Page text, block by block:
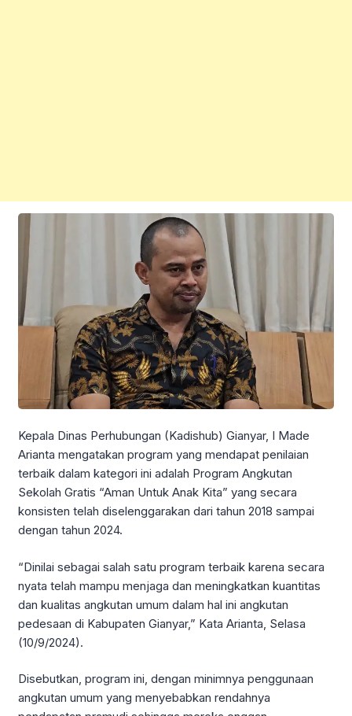
Kepala Dinas Perhubungan (Kadishub) Gianyar, I Made
Arianta mengatakan program yang mendapat penilaian
terbaik dalam kategori ini adalah Program Angkutan
Sekolah Gratis “Aman Untuk Anak Kita” yang secara
konsisten telah diselenggarakan dari tahun 2018 sampai
dengan tahun 2024.
“Dinilai sebagai salah satu program terbaik karena secara
nyata telah mampu menjaga dan meningkatkan kuantitas
dan kualitas angkutan umum dalam hal ini angkutan
pedesaan di Kabupaten Gianyar,” Kata Arianta, Selasa
(10/9/2024).
Disebutkan, program ini, dengan minimnya penggunaan
angkutan umum yang menyebabkan rendahnya